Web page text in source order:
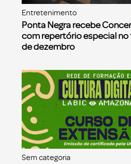
Entretenimento
Ponta Negra recebe
com repertório especial no
de dezembro
Sem categoria